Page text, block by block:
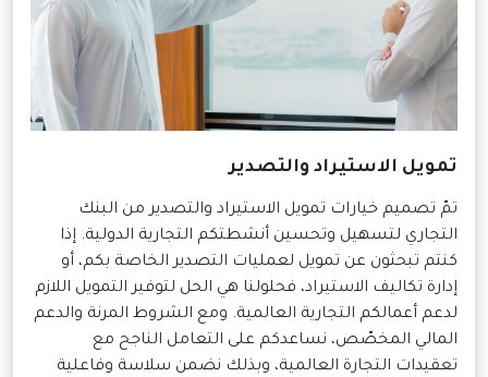
تمويل الاستيراد والتصدير
تمّ تصميم خيارات تمويل الاستيراد والتصدير من البنك
التجاري لتسهيل وتحسين أنشطتكم التجارية الدولية. إذا
كنتم تبحثون عن تمويل لعمليات التصدير الخاصة بكم، أو
إدارة تكاليف الاستيراد، فحلولنا هي الحل لتوفير التمويل اللازم
لدعم أعمالكم التجارية العالمية. ومع الشروط المرنة والدعم
المالي المخصّص، نساعدكم على التعامل الناجح مع
تعقيدات التجارة العالمية، وبذلك نضمن سلاسة وفاعلية